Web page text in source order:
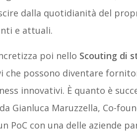
dalla quotidianità del
e attuali.
poi nello Scouting di
che possono diventare
innovativi. È quanto è
Gianluca Maruzzella, Co-
PoC con una delle aziende